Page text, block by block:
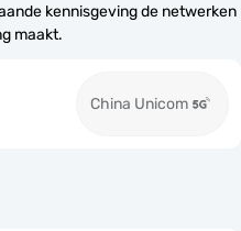
kennisgeving de netwerken
maakt.
China Unicom